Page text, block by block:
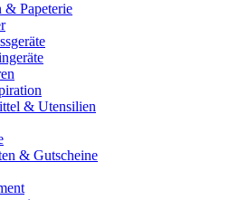
& Papeterie
& Utensilien
& Gutscheine